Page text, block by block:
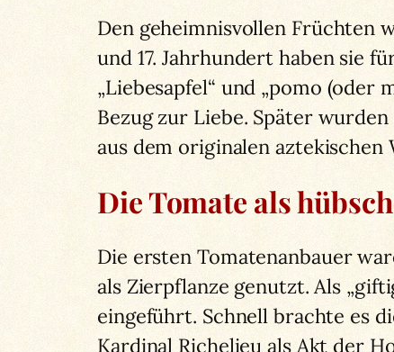
Den geheimnisvollen Früchten
und 17. Jahrhundert haben sie
„Liebesapfel“ und „pomo
Bezug zur Liebe. Später
aus dem originalen aztekischen
Die Tomate als
Die ersten Tomatenanbauer
als Zierpflanze genutzt. Als
eingeführt. Schnell brachte es
Kardinal Richelieu als Akt der